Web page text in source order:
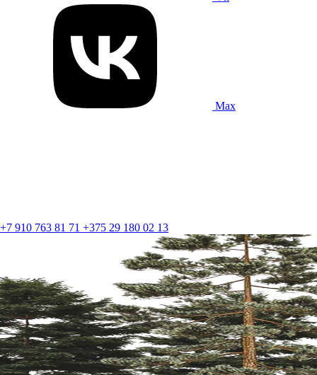
Max
+7 910 763 81 71 +375 29 180 02 13